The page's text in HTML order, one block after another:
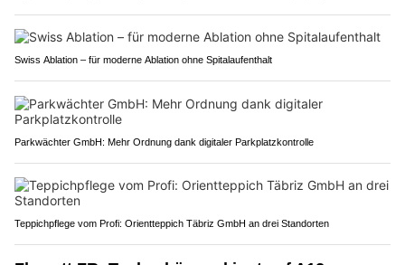
Swiss Ablation – für moderne Ablation ohne Spitalaufenthalt
Parkwächter GmbH: Mehr Ordnung dank digitaler Parkplatzkontrolle
Teppichpflege vom Profi: Orientteppich Täbriz GmbH an drei Standorten